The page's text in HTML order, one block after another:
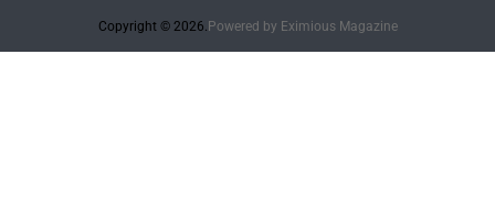
Copyright © 2026. Powered by Eximious Magazine